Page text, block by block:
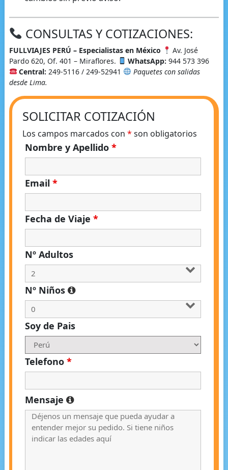
CONSULTAS Y COTIZACIONES:
FULLVIAJES PERÚ – Especialistas en México
Av. José
Pardo 620, Of. 401 – Miraflores.
WhatsApp: 944 573 396
Central: 249-5116 / 249-52941
Paquetes con salidas
desde Lima.
SOLICITAR COTIZACIÓN
Los campos marcados con * son obligatorios
Nombre y Apellido *
Email *
Fecha de Viaje *
Nº Adultos
Nº Niños
Soy de Pais
Telefono *
Mensaje